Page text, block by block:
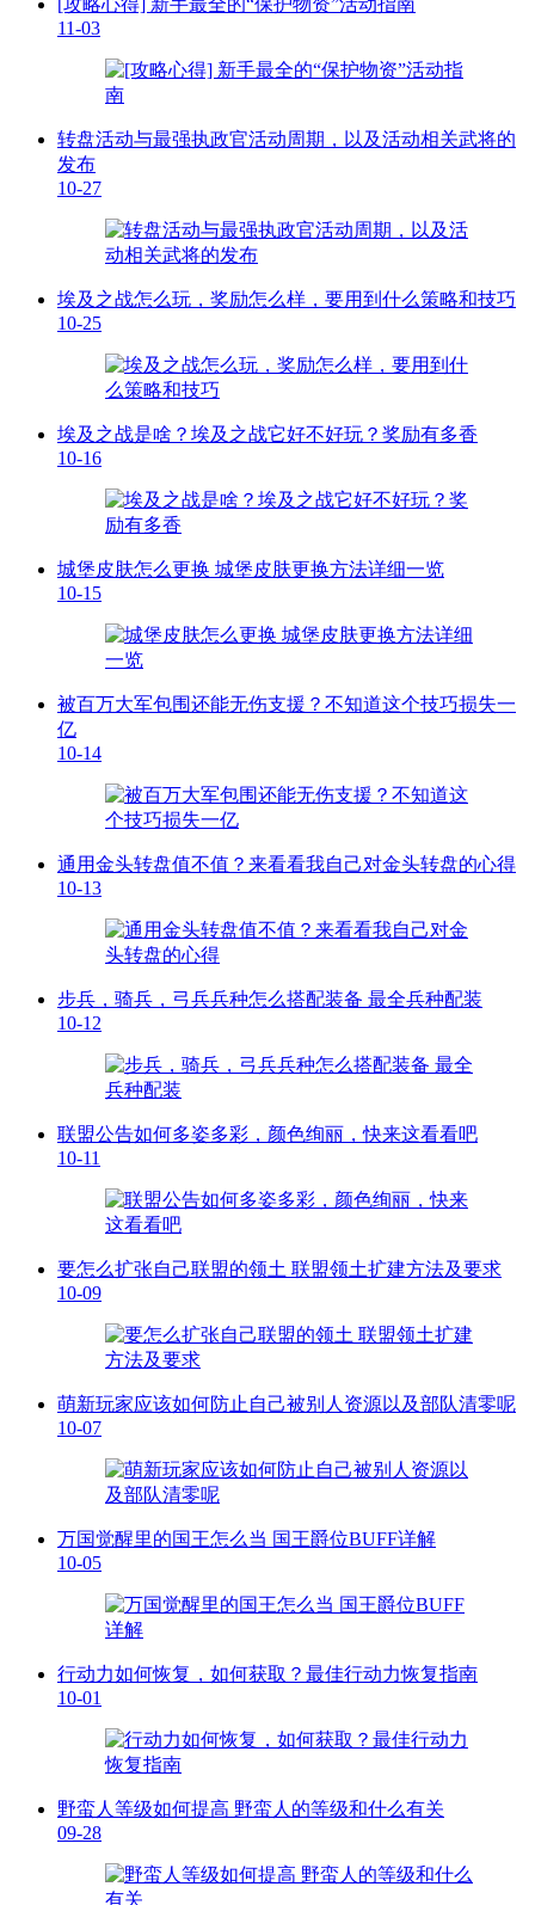
[攻略心得] 新手最全的“保护物资”活动指南
11-03
转盘活动与最强执政官活动周期，以及活动相关武将的
发布
10-27
埃及之战怎么玩，奖励怎么样，要用到什么策略和技巧
10-25
埃及之战是啥？埃及之战它好不好玩？奖励有多香
10-16
城堡皮肤怎么更换 城堡皮肤更换方法详细一览
10-15
被百万大军包围还能无伤支援？不知道这个技巧损失一
亿
10-14
通用金头转盘值不值？来看看我自己对金头转盘的心得
10-13
步兵，骑兵，弓兵兵种怎么搭配装备 最全兵种配装
10-12
联盟公告如何多姿多彩，颜色绚丽，快来这看看吧
10-11
要怎么扩张自己联盟的领土 联盟领土扩建方法及要求
10-09
萌新玩家应该如何防止自己被别人资源以及部队清零呢
10-07
万国觉醒里的国王怎么当 国王爵位BUFF详解
10-05
行动力如何恢复，如何获取？最佳行动力恢复指南
10-01
野蛮人等级如何提高 野蛮人的等级和什么有关
09-28